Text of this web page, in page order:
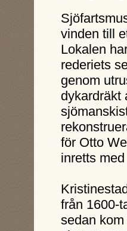
vinden till
Lokalen
rederiets
genom
dykardräkt
för Otto
inretts
från 1600-
sedan